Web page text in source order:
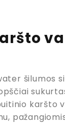
šilumos
karšto